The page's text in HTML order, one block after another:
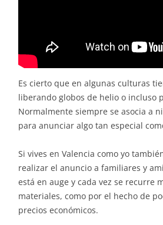
Es cierto que en algunas culturas
liberando globos de helio o incluso
Normalmente siempre se asocia a
para anunciar algo tan especial
Si vives en Valencia como yo
realizar el anuncio a familiares y
está en auge y cada vez se recurre
materiales, como por el hecho de
precios económicos.